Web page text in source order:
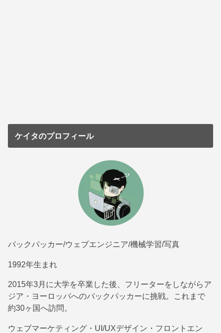
ケイタのプロフィール
バックパッカー/ウェブエンジニア/機械学習/写真
1992年生まれ
2015年3月に大学を卒業した後、フリーターをしながらア
ジア・ヨーロッパへのバックパッカーに挑戦。これまで
約30ヶ国へ訪問。
ウェブマーケティング・UI/UXデザイン・フロントエン